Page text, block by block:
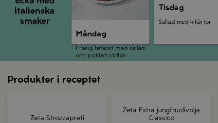
italienska
smaker
Måndag
Frasig fetaost med sallad
och picklad rödlök
Tisdag
Sallad med kikärtor
Produkter i receptet
Zeta Strozzapreti
Zeta Extra jungfruolivolja
Classico